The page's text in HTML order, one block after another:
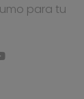
para tu